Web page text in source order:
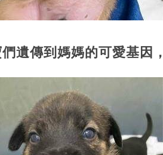
遺傳到媽媽的可愛基因